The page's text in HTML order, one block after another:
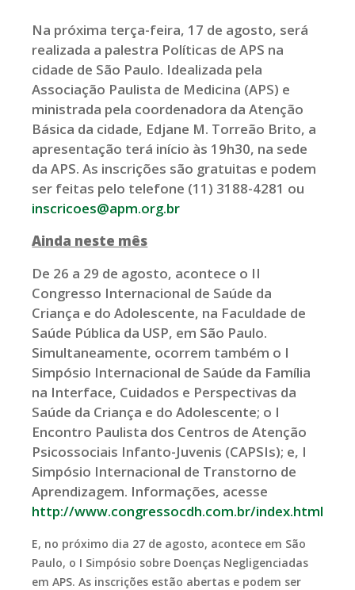
Na próxima terça-feira, 17 de agosto, será
realizada a palestra Políticas de APS na
cidade de São Paulo. Idealizada pela
Associação Paulista de Medicina (APS) e
ministrada pela coordenadora da Atenção
Básica da cidade, Edjane M. Torreão Brito, a
apresentação terá início às 19h30, na sede
da APS. As inscrições são gratuitas e podem
ser feitas pelo telefone (11) 3188-4281 ou
inscricoes@apm.org.br
Ainda neste mês
De 26 a 29 de agosto, acontece o II
Congresso Internacional de Saúde da
Criança e do Adolescente, na Faculdade de
Saúde Pública da USP, em São Paulo.
Simultaneamente, ocorrem também o I
Simpósio Internacional de Saúde da Família
na Interface, Cuidados e Perspectivas da
Saúde da Criança e do Adolescente; o I
Encontro Paulista dos Centros de Atenção
Psicossociais Infanto-Juvenis (CAPSIs); e, I
Simpósio Internacional de Transtorno de
Aprendizagem. Informações, acesse
http://www.congressocdh.com.br/index.html
E, no próximo dia 27 de agosto, acontece em São
Paulo, o I Simpósio sobre Doenças Negligenciadas
em APS. As inscrições estão abertas e podem ser